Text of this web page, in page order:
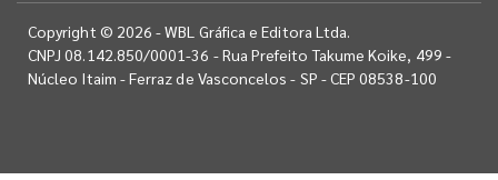
Copyright © 2026 - WBL Gráfica e Editora Ltda.
CNPJ 08.142.850/0001-36 - Rua Prefeito Takume Koike, 499 -
Núcleo Itaim - Ferraz de Vasconcelos - SP - CEP 08538-100